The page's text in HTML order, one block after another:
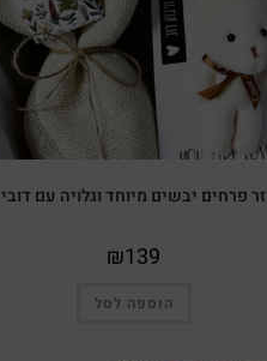
זר פרחים יבשים מיוחד וגלויה עם דובי
₪139
הוספה לסל